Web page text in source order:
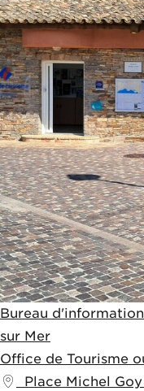
Bureau
sur Mer
Office de Tourisme
Place Michel Goy